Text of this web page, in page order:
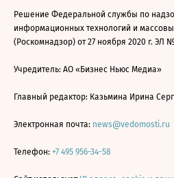
Решение Федеральной службы по
информационных технологий и
(Роскомнадзор) от 27 ноября 2020 г. ЭЛ
Учредитель: АО «Бизнес Ньюс Медиа»
Главный редактор: Казьмина Ирина
Электронная почта: news@vedomosti.ru
Телефон: +7 495 956-34-58